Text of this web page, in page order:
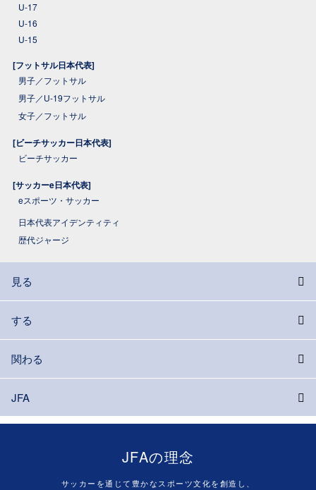
U-17
U-16
U-15
[フットサル日本代表]
男子／フットサル
男子／U-19フットサル
女子／フットサル
[ビーチサッカー日本代表]
ビーチサッカー
[サッカーe日本代表]
eスポーツ・サッカー
日本代表アイデンティティ
歴代ジャージ
見る
する
関わる
JFA
JFAの理念
サッカーを通じて豊かなスポーツ文化を創造し、